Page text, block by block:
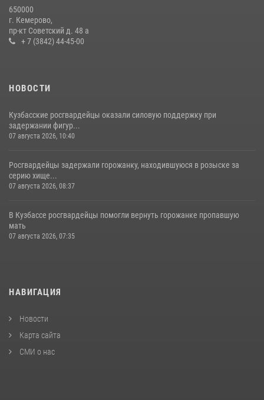
гипермаркета товары на 13 тысяч рублей (ВИДЕО)
16 июля 2026, 06:43
650000
г. Кемерово,
пр-кт Советский д. 48 а
+ 7 (3842) 44-45-00
НОВОСТИ
Кузбасские росгвардейцы оказали силовую поддержку при
задержании фигур...
07 августа 2026, 10:40
Росгвардейцы задержали горожанку, находившуюся в розыске за
серию хище...
07 августа 2026, 08:37
В Кузбассе росгвардейцы помогли вернуть горожанке пропавшую
мать
07 августа 2026, 07:35
НАВИГАЦИЯ
Новости
Карта сайта
СМИ о нас